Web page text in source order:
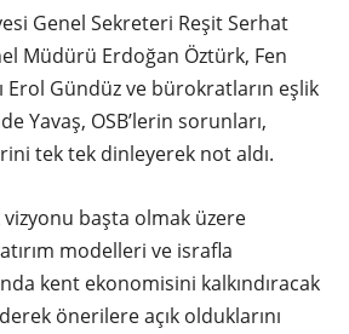
Genel Sekreteri Reşit Serhat
Müdürü Erdoğan Öztürk, Fen
Erol Gündüz ve bürokratların eşlik
Yavaş, OSB’lerin sorunları,
tek tek dinleyerek not aldı.
vizyonu başta olmak üzere
modelleri ve israfla
kent ekonomisini kalkındıracak
önerilere açık olduklarını